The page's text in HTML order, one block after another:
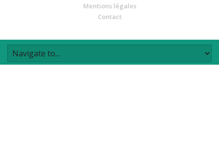
Mentions légales
Contact